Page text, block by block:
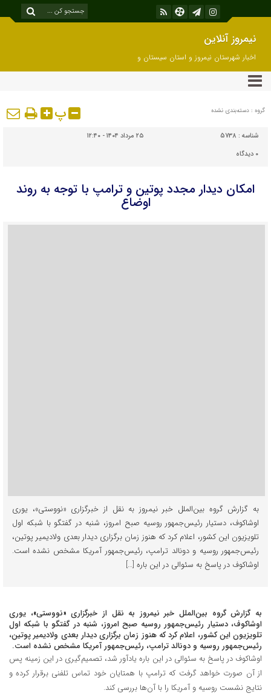
نیمروز آنلاین
اخبار شهرستان نیمروز و استان سیستان و
بلوچستان
گروه : دسته‌بندی نشده پ
شناسه : 5738
۲۵ مرداد ۱۴۰۴ - ۱۲:۴۰
۰ دیدگاه
امکان دیدار مجدد پوتین و ترامپ با توجه به روند
اوضاع
به گزارش گروه بین‌الملل خبر نیمروز به نقل از خبرگزاری «نووستی»، یوری
اوشاکوف، دستیار رئیس‌جمهور روسیه صبح امروز، شنبه در گفتگو با شبکه اول
تلویزیون این کشور، اعلام کرد که هنوز زمان برگزاری دیدار بعدی ولادیمیر پوتین،
رئیس‌جمهور روسیه و دونالد ترامپ، رئیس‌جمهور آمریکا مشخص نشده است.
اوشاکوف در پاسخ به سئوالی در این باره […]
به گزارش گروه بین‌الملل خبر نیمروز به نقل از خبرگزاری «نووستی»، یوری
اوشاکوف، دستیار رئیس‌جمهور روسیه صبح امروز، شنبه در گفتگو با شبکه اول
تلویزیون این کشور، اعلام کرد که هنوز زمان برگزاری دیدار بعدی ولادیمیر پوتین،
رئیس‌جمهور روسیه و دونالد ترامپ، رئیس‌جمهور آمریکا مشخص نشده است.
اوشاکوف در پاسخ به سئوالی در این باره یادآور شد، تصمیم‌گیری در این زمینه پس
از آن صورت خواهد گرفت که ترامپ با همتایان خود تماس تلفنی برقرار کرده و
نتایج نشست روسیه و آمریکا را با آن‌ها بررسی کند.